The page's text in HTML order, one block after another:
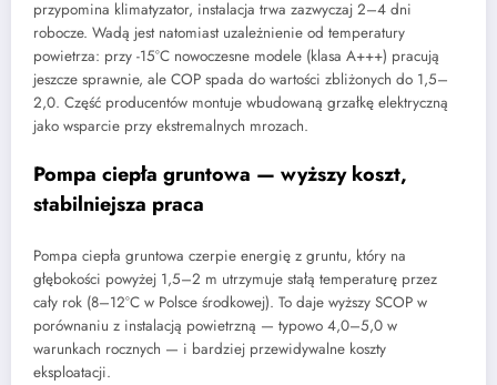
przypomina klimatyzator, instalacja trwa zazwyczaj 2–4 dni
robocze. Wadą jest natomiast uzależnienie od temperatury
powietrza: przy -15°C nowoczesne modele (klasa A+++) pracują
jeszcze sprawnie, ale COP spada do wartości zbliżonych do 1,5–
2,0. Część producentów montuje wbudowaną grzałkę elektryczną
jako wsparcie przy ekstremalnych mrozach.
Pompa ciepła gruntowa — wyższy koszt,
stabilniejsza praca
Pompa ciepła gruntowa czerpie energię z gruntu, który na
głębokości powyżej 1,5–2 m utrzymuje stałą temperaturę przez
cały rok (8–12°C w Polsce środkowej). To daje wyższy SCOP w
porównaniu z instalacją powietrzną — typowo 4,0–5,0 w
warunkach rocznych — i bardziej przewidywalne koszty
eksploatacji.